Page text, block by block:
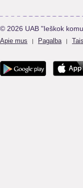
© 2026 UAB "Ieškok
Apie mus | Pagalba |